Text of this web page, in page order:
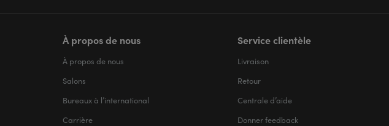
À propos de nous
À propos de nous
Salons
Bureaux à l’international
Carrière
Service clientèle
Livraison
Retour
Centrale d’aide
Donner feedback